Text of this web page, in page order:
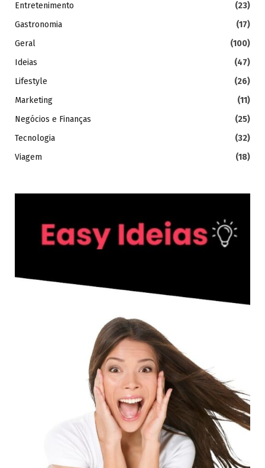
Entretenimento
(23)
Gastronomia
(17)
Geral
(100)
Ideias
(47)
Lifestyle
(26)
Marketing
(11)
Negócios e Finanças
(25)
Tecnologia
(32)
Viagem
(18)